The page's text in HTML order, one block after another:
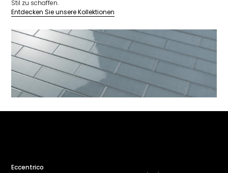
Stil zu schaffen.
Entdecken Sie unsere Kollektionen
Eccentrico